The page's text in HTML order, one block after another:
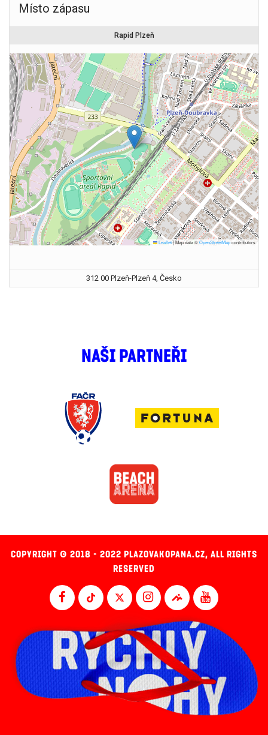
Místo zápasu
Rapid Plzeň
Leaflet|Map data ©OpenStreetMapcontributors
312 00 Plzeň-Plzeň 4, Česko
NAŠI PARTNEŘI
COPYRIGHT © 2018 - 2022 PLAZOVAKOPANA.CZ, ALL RIGHTS
RESERVED